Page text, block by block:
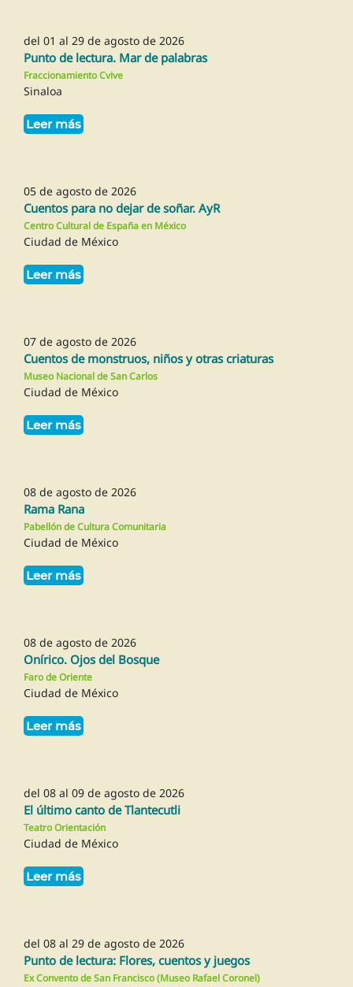
del 01 al 29 de agosto de 2026
Punto de lectura. Mar de palabras
Fraccionamiento Cvive
Sinaloa
Leer más
05 de agosto de 2026
Cuentos para no dejar de soñar. AyR
Centro Cultural de España en México
Ciudad de México
Leer más
07 de agosto de 2026
Cuentos de monstruos, niños y otras criaturas
Museo Nacional de San Carlos
Ciudad de México
Leer más
08 de agosto de 2026
Rama Rana
Pabellón de Cultura Comunitaria
Ciudad de México
Leer más
08 de agosto de 2026
Onírico. Ojos del Bosque
Faro de Oriente
Ciudad de México
Leer más
del 08 al 09 de agosto de 2026
El último canto de Tlantecutli
Teatro Orientación
Ciudad de México
Leer más
del 08 al 29 de agosto de 2026
Punto de lectura: Flores, cuentos y juegos
Ex Convento de San Francisco (Museo Rafael Coronel)